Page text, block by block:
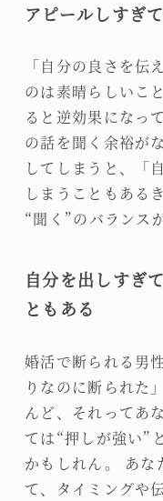
アピールしすぎ
「自分の良さを伝
のは素晴らしいこ
ると逆効果になっ
の話を聞く余裕が
してしまうと、「
しまうこともある
“聞く”のバランス
自分を出しすぎ
ともある
婚活で断られる男
りなのに断られた
んど、それってあ
ては“押しが強い”
かもしれん。 あな
て、タイミングや